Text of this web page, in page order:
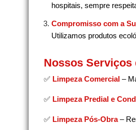
hospitais, sempre
Compromisso com a
Utilizamos produtos
Nossos Serviços
✅ Limpeza Comercial –
✅ Limpeza Predial e
✅ Limpeza Pós-Obra–